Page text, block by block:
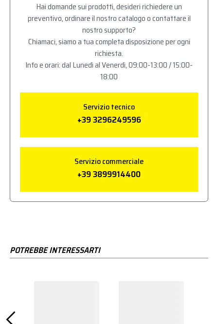
Hai domande sui prodotti, desideri richiedere un
preventivo, ordinare il nostro catalogo o contattare il
nostro supporto?
Chiamaci, siamo a tua completa disposizione per ogni
richiesta.
Info e orari: dal Lunedì al Venerdì, 09:00-13:00 / 15:00-
18:00
Servizio tecnico
+39 3296249596
Servizio commerciale
+39 3899914400
POTREBBE INTERESSARTI